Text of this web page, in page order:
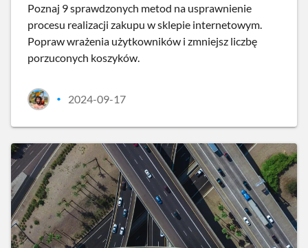
Poznaj 9 sprawdzonych metod na usprawnienie
procesu realizacji zakupu w sklepie internetowym.
Popraw wrażenia użytkowników i zmniejsz liczbę
porzuconych koszyków.
• 2024-09-17